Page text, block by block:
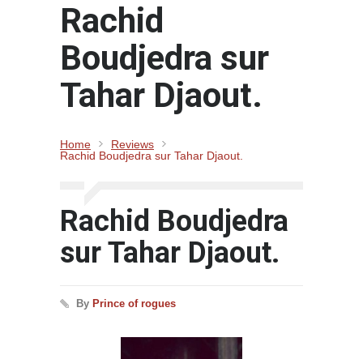
Rachid
Boudjedra sur
Tahar Djaout.
Home
Reviews
Rachid Boudjedra sur Tahar Djaout.
Rachid Boudjedra
sur Tahar Djaout.
By Prince of rogues